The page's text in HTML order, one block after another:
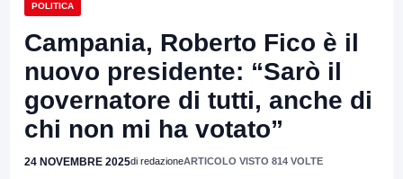
POLITICA
Campania, Roberto Fico è il
nuovo presidente: “Sarò il
governatore di tutti, anche di
chi non mi ha votato”
24 NOVEMBRE 2025di redazioneARTICOLO VISTO 814 VOLTE